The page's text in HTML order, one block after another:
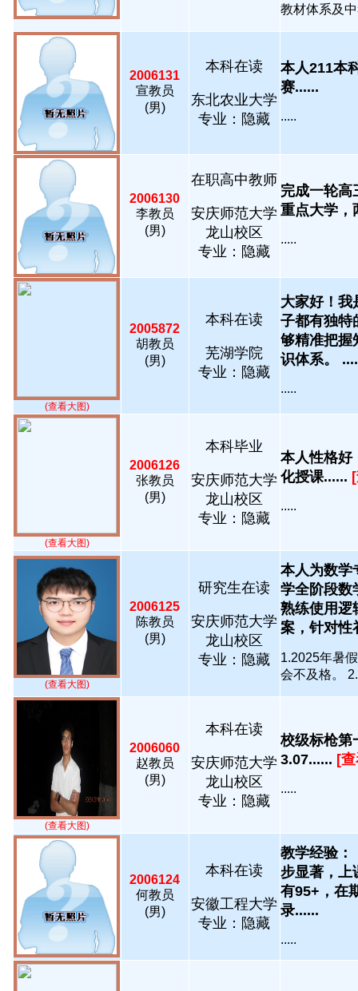
教材体系及
2006131
宣教员
(男)
本科在读
东北农业大学
专业：隐藏
本人211本
赛......
.....
2006130
李教员
(男)
在职高中教师
安庆师范大学
龙山校区
专业：隐藏
完成一轮高
重点大学，
.....
(查看大图)
2005872
胡教员
(男)
本科在读
芜湖学院
专业：隐藏
大家好！我
子都有独特
够精准把握
识体系。
.....
(查看大图)
2006126
张教员
(男)
本科毕业
安庆师范大学
龙山校区
专业：隐藏
本人性格好
化授课......
.....
(查看大图)
2006125
陈教员
(男)
研究生在读
安庆师范大学
龙山校区
专业：隐藏
本人为数学
学全阶段数
熟练使用逻
案，针对性
1.2025年暑
会不及格。
(查看大图)
2006060
赵教员
(男)
本科在读
安庆师范大学
龙山校区
专业：隐藏
校级标枪第
3.07...... [
.....
2006124
何教员
(男)
本科在读
安徽工程大学
专业：隐藏
教学经验：
步显著，上
有95+，在
录......
.....